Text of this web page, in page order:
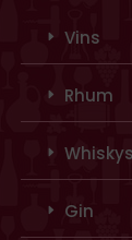
Vins
Rhum
Whiskys
Gin